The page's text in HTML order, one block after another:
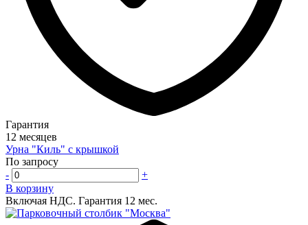
Гарантия
12 месяцев
Урна "Киль" с крышкой
По запросу
-
+
В корзину
Включая НДС. Гарантия 12 мес.